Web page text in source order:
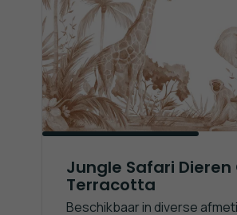
Jungle Safari Dieren
Terracotta
Beschikbaar in diverse